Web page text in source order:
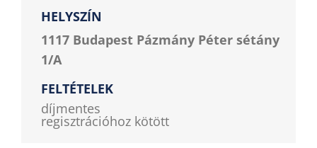
HELYSZÍN
1117 Budapest Pázmány Péter sétány
1/A
FELTÉTELEK
díjmentes
regisztrációhoz kötött